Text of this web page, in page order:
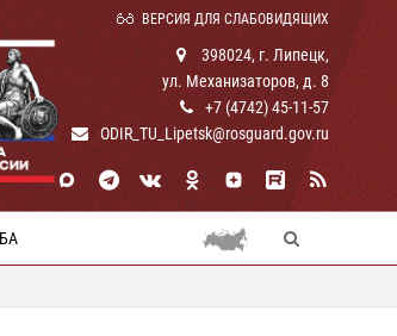
ВЕРСИЯ ДЛЯ СЛАБОВИДЯЩИХ
398024, г. Липецк,
ул. Механизаторов, д. 8
+7 (4742) 45-11-57
ODIR_TU_Lipetsk@rosguard.gov.ru